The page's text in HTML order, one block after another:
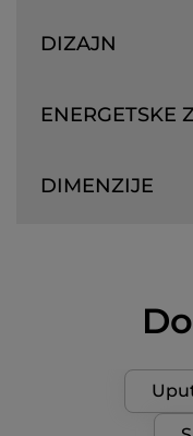
DIZAJN
ENERGETSKE
DIMENZIJE